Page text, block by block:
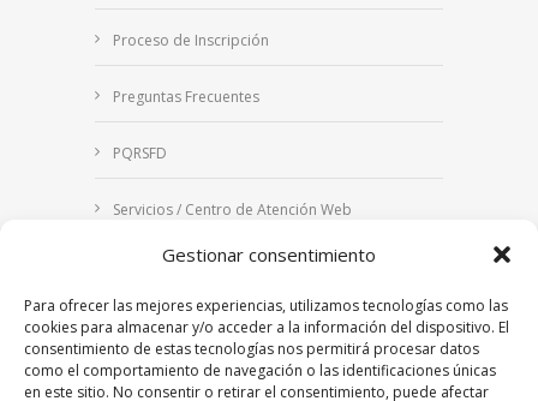
Gestionar consentimiento
Para ofrecer las mejores experiencias, utilizamos tecnologías como las
cookies para almacenar y/o acceder a la información del dispositivo. El
consentimiento de estas tecnologías nos permitirá procesar datos
como el comportamiento de navegación o las identificaciones únicas
en este sitio. No consentir o retirar el consentimiento, puede afectar
Proceso de Inscripción
Preguntas Frecuentes
PQRSFD
Servicios / Centro de Atención Web
Correo Institucional
Notificaciones judiciales